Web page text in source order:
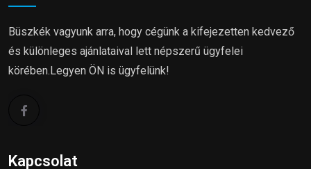
Büszkék vagyunk arra, hogy cégünk a kifejezetten kedvező
és különleges ajánlataival lett népszerű ügyfelei
körében.Legyen ÖN is ügyfelünk!
Kapcsolat